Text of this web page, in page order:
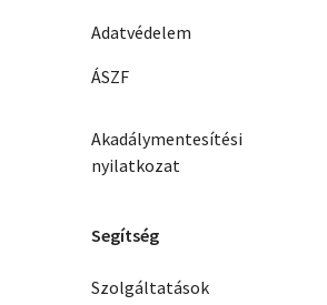
Adatvédelem
ÁSZF
Akadálymentesítési
nyilatkozat
Segítség
Szolgáltatások